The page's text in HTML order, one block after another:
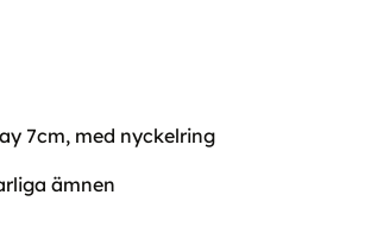
7cm, med nyckelring
ämnen